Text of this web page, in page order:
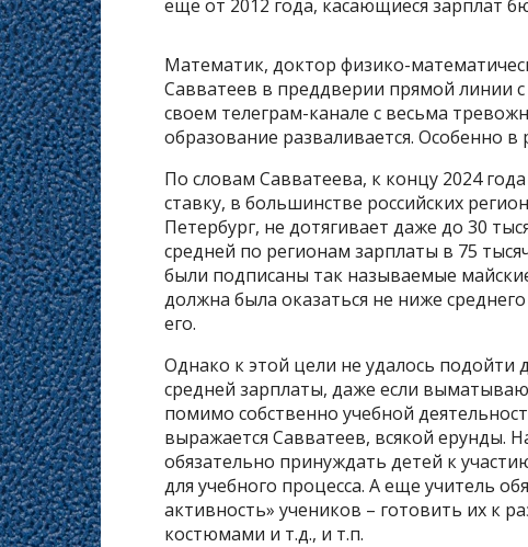
еще от 2012 года, касающиеся зарплат
Математик, доктор физико-
Савватеев в преддверии прямой линии
своем телеграм-канале с весьма
образование разваливается. Особенно в
По словам Савватеева, к концу 2024
ставку, в большинстве российских
Петербург, не дотягивает даже до 30
средней по регионам зарплаты в 75
были подписаны так называемые
должна была оказаться не ниже
его.
Однако к этой цели не удалось подойти
средней зарплаты, даже если
помимо собственно учебной
выражается Савватеев, всякой ерунды.
обязательно принуждать детей к
для учебного процесса. А еще учитель
активность» учеников – готовить их к
костюмами и т.д., и т.п.